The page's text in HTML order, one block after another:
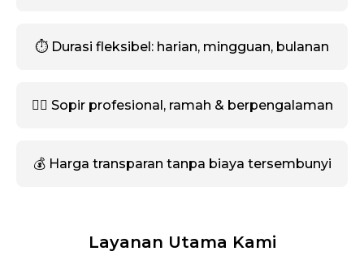
⏱️ Durasi fleksibel: harian, mingguan, bulanan
🧑‍✈️ Sopir profesional, ramah & berpengalaman
💰 Harga transparan tanpa biaya tersembunyi
Layanan Utama Kami